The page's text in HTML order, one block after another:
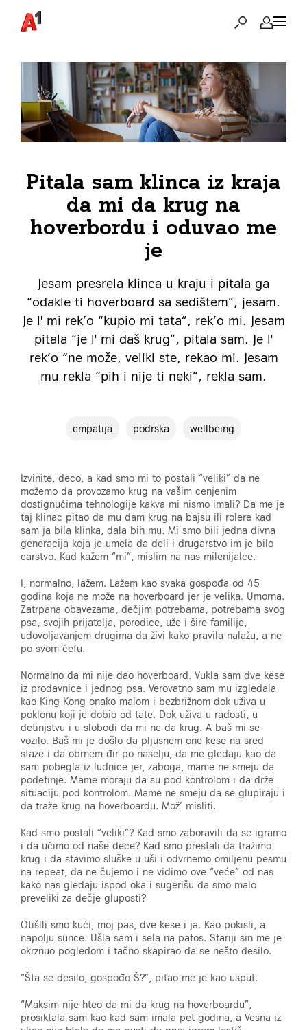
Pitala sam klinca iz kraja
da mi da krug na
hoverbordu i oduvao me
je
Jesam presrela klinca u kraju i pitala ga
“odakle ti hoverboard sa sedištem”, jesam.
Je l' mi rek’o “kupio mi tata”, rek’o mi. Jesam
pitala “je l' mi daš krug”, pitala sam. Je l'
rek’o “ne može, veliki ste, rekao mi. Jesam
mu rekla “pih i nije ti neki”, rekla sam.
empatija podrska wellbeing
Izvinite, deco, a kad smo mi to postali “veliki” da ne
možemo da provozamo krug na vašim cenjenim
dostignućima tehnologije kakva mi nismo imali? Da me je
taj klinac pitao da mu dam krug na bajsu ili rolere kad
sam ja bila klinka, dala bih mu. Mi smo bili jedna divna
generacija koja je umela da deli i drugarstvo im je bilo
carstvo. Kad kažem “mi”, mislim na nas milenijalce.
I, normalno, lažem. Lažem kao svaka gospođa od 45
godina koja ne može na hoverboard jer je velika. Umorna.
Zatrpana obavezama, dečjim potrebama, potrebama svog
psa, svojih prijatelja, porodice, uže i šire familije,
udovoljavanjem drugima da živi kako pravila nalažu, a ne
po svom ćefu.
Normalno da mi nije dao hoverboard. Vukla sam dve kese
iz prodavnice i jednog psa. Verovatno sam mu izgledala
kao King Kong onako malom i bezbrižnom dok uživa u
poklonu koji je dobio od tate. Dok uživa u radosti, u
detinjstvu i u slobodi da mi ne da krug. A baš mi se
vozilo. Baš mi je došlo da pljusnem one kese na sred
staze i da obrnem đir po naselju, da me gledaju kao da
sam pobegla iz ludnice jer, zaboga, mame ne smeju da
podetinje. Mame moraju da su pod kontrolom i da drže
situaciju pod kontrolom. Mame ne smeju da se glupiraju i
da traže krug na hoverboardu. Mož’ misliti.
Kad smo postali “veliki”? Kad smo zaboravili da se igramo
i da učimo od naše dece? Kad smo prestali da tražimo
krug i da stavimo sluške u uši i odvrnemo omiljenu pesmu
na repeat, da ne čujemo i ne vidimo ove “veće” od nas
kako nas gledaju ispod oka i sugerišu da smo malo
preveliki za dečje gluposti?
Otišlli smo kući, moj pas, dve kese i ja. Kao pokisli, a
napolju sunce. Ušla sam i sela na patos. Stariji sin me je
okrznuo pogledom i tačno skapirao da se nešto desilo.
“Šta se desilo, gospođo Š?”, pitao me je kao usput.
“Maksim nije hteo da mi da krug na hoverboardu”,
prosiktala sam kao kad sam imala pet godina, a Vesna iz